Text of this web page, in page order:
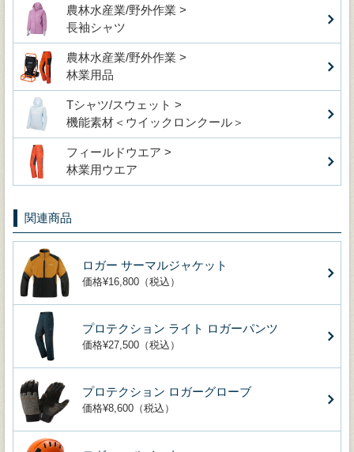
農林水産業/野外作業 >
長袖シャツ
農林水産業/野外作業 >
林業用品
Tシャツ/スウェット >
機能素材＜ウイックロンクール＞
フィールドウエア >
林業用ウエア
関連商品
ロガー サーマルジャケット
価格¥16,800（税込）
プロテクション ライト ロガーパンツ
価格¥27,500（税込）
プロテクション ロガーグローブ
価格¥8,600（税込）